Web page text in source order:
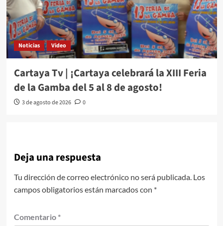
Noticias Video
Cartaya Tv | ¡Cartaya celebrará la XIII Feria
de la Gamba del 5 al 8 de agosto!
3 de agosto de 2026 0
Deja una respuesta
Tu dirección de correo electrónico no será publicada. Los
campos obligatorios están marcados con *
Comentario *